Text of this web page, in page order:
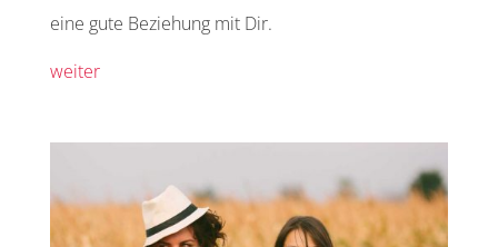
eine gute Beziehung mit Dir.
weiter